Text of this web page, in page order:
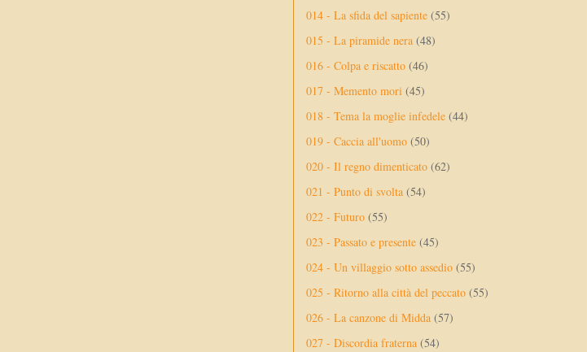
014 - La sfida del sapiente (55)
015 - La piramide nera (48)
016 - Colpa e riscatto (46)
017 - Memento mori (45)
018 - Tema la moglie infedele (44)
019 - Caccia all'uomo (50)
020 - Il regno dimenticato (62)
021 - Punto di svolta (54)
022 - Futuro (55)
023 - Passato e presente (45)
024 - Un villaggio sotto assedio (55)
025 - Ritorno alla città del peccato (55)
026 - La canzone di Midda (57)
027 - Discordia fraterna (54)